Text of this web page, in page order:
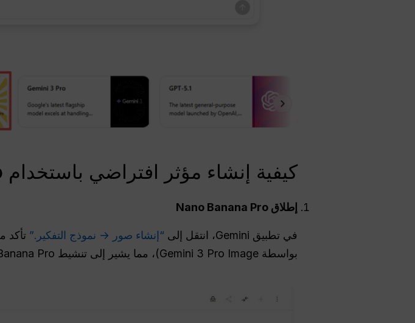
كيفية إنشاء مؤثر افتراضي باستخدام Nano Banana Pro
إطلاق Nano Banana Pro
في تطبيق Gemini، انتقل إلى “إنشاء صور → نموذج التفكير.”
بواسطة Gemini 3 Pro Image)، مما يشير إلى تنشيط Nano Banana Pro.